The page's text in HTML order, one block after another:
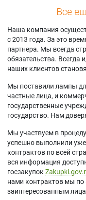
Все
Наша компания
с 2013 года. За это
партнера. Мы всегда
обязательства. Всегда
наших клиентов
Мы поставили лампы
частные лица, и
государственные
государство. Нам
Мы участвуем в
успешно выполнили
контрактов по всей
вся информация
госзакупок
нами контрактов мы по
заинтересованным